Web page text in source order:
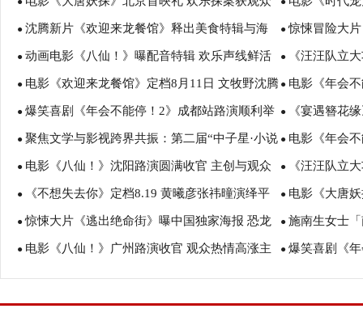
盛赞：“夯！” 诠释爱与宽恕
● 沈腾新片《欢迎来龙餐馆》释出美食特辑与海
报 烟火气中见人情温暖
●惊悚冒险大
瑟薇直面恐龙
● 动画电影《八仙！》曝配音特辑 欢乐声线鲜活
塑造凡人八仙群像
● 《汪汪队立
暑假亲子观影
● 电影《欢迎来龙餐馆》定档8月11日 文牧野沈腾
蒋奇明带中餐闯中东
● 电影《年会
场爆笑不停共
● 爆笑喜剧《年会不能停！2》成都站路演顺利举
行 张若昀白客爆笑整活走心输出
● 《宴遇簪花
美食
● 聚焦文学与影视跨界共振：第二届“中子星·小说
月报影视改编价值潜力榜”在盐城揭晓
● 电影《年会
创解读分享更
● 电影《八仙！》沈阳路演圆满收官 主创与观众
互赠“东北特色”惊喜
● 《汪汪队立
评如潮线下人
● 《不想失去你》定档8.19 黄曦彦张祎曈演绎平
凡生活里的光亮
● 电影《大唐
欢奇幻冒险！
●惊悚大片《逃出绝命街》曝中国独家海报 恐龙
步步紧逼压迫感拉满
● 施南生女士
思会今早举行
● 电影《八仙！》广州路演收官 观众热情高涨主
创收获“粤”式惊喜
● 爆笑喜剧《
成 花式整活走